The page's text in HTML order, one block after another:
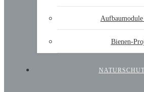
Bienen-